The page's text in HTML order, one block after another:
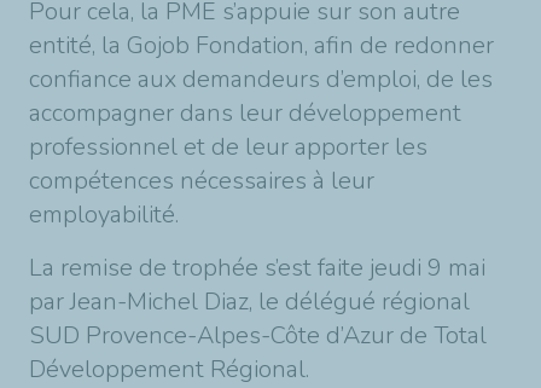
Pour cela, la PME s’appuie sur son autre
entité, la Gojob Fondation, afin de redonner
confiance aux demandeurs d’emploi, de les
accompagner dans leur développement
professionnel et de leur apporter les
compétences nécessaires à leur
employabilité.
La remise de trophée s’est faite jeudi 9 mai
par Jean-Michel Diaz, le délégué régional
SUD Provence-Alpes-Côte d’Azur de Total
Développement Régional.